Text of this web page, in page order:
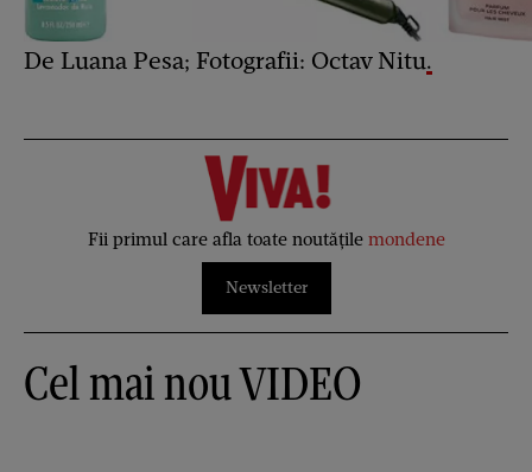
De Luana Pesa; Fotografii: Octav Nitu.
Fii primul care afla toate noutățile mondene
Newsletter
Cel mai nou VIDEO